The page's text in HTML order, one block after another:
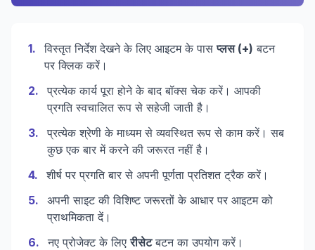
1. विस्तृत निर्देश देखने के लिए आइटम के पासप्लस (+) बटन
पर क्लिक करें।
2.
प्रत्येक कार्य पूरा होने के बाद बॉक्स चेक करें। आपकी
प्रगति स्वचालित रूप से सहेजी जाती है।
3.
प्रत्येक श्रेणी के माध्यम से व्यवस्थित रूप से काम करें। सब
कुछ एक बार में करने की जरूरत नहीं है।
4.
शीर्ष पर प्रगति बार से अपनी पूर्णता प्रतिशत ट्रैक करें।
5.
अपनी साइट की विशिष्ट जरूरतों के आधार पर आइटम को
प्राथमिकता दें।
6. नए प्रोजेक्ट के लिएरीसेटबटन का उपयोग करें।